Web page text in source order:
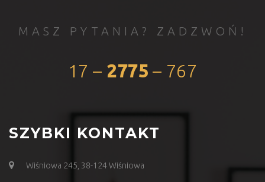
MASZ PYTANIA? ZADZWOŃ!
17 – 2775 – 767
SZYBKI KONTAKT
Wiśniowa 245, 38-124 Wiśniowa